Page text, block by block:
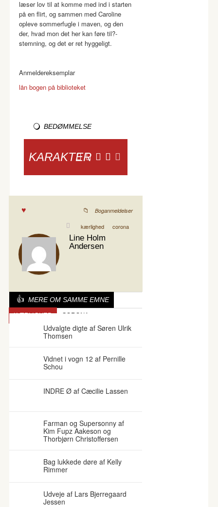
læser lov til at komme med ind i starten
på en flirt, og sammen med Caroline
opleve sommerfugle i maven, og den
der, hvad mon det her kan føre til?-
stemning, og det er ret hyggeligt.
Anmeldereksemplar
lån bogen på biblioteket
BEDØMMELSE
KARAKTER
Boganmeldelser
kærlighed corona
Line Holm
Andersen
MERE OM SAMME EMNE
KÆRLIGHED CORONA
Udvalgte digte af Søren Ulrik
Thomsen
Vidnet i vogn 12 af Pernille
Schou
INDRE Ø af Cæcilie Lassen
Farman og Supersonny af
Kim Fupz Aakeson og
Thorbjørn Christoffersen
Bag lukkede døre af Kelly
Rimmer
Udveje af Lars Bjerregaard
Jessen